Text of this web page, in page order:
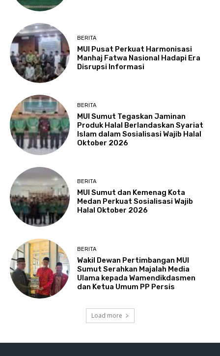
BERITA
MUI Pusat Perkuat Harmonisasi
Manhaj Fatwa Nasional Hadapi Era
Disrupsi Informasi
BERITA
MUI Sumut Tegaskan Jaminan
Produk Halal Berlandaskan Syariat
Islam dalam Sosialisasi Wajib Halal
Oktober 2026
BERITA
MUI Sumut dan Kemenag Kota
Medan Perkuat Sosialisasi Wajib
Halal Oktober 2026
BERITA
Wakil Dewan Pertimbangan MUI
Sumut Serahkan Majalah Media
Ulama kepada Wamendikdasmen
dan Ketua Umum PP Persis
Load more